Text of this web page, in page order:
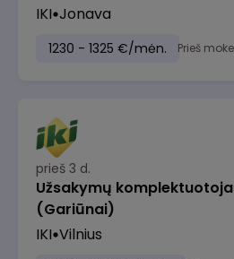
IKI Jonava
1230 - 1325 €/mėn. Prieš
prieš 3 d.
Užsakymų
(Gariūnai)
IKI Vilnius